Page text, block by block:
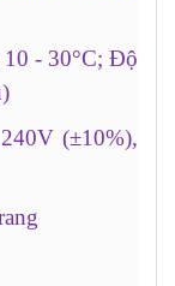
- 30°C; Độ
(±10%),